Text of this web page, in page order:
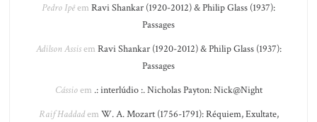
Pedro Ipêem Ravi Shankar (1920-2012) & Philip Glass (1937):
Passages
Adilson Assisem Ravi Shankar (1920-2012) & Philip Glass (1937):
Passages
Cássioem .: interlúdio :. Nicholas Payton: Nick@Night
Raif Haddadem W. A. Mozart (1756-1791): Réquiem, Exultate,